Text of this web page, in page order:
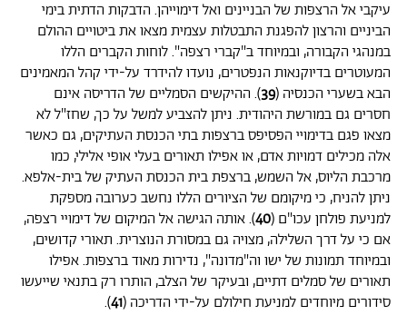
עיקבי אל הרצפות של הבניינים ואל דימוייהן. הדבקות הדתית בימי
הביניים והרצון להפגנת התבטלות עצמית מצאו את ביטויים ההולם
במנהגי הקבורה, ובמיוחד ב"קברי רצפה". לוחות הקברים הללו
המעוטרים בדיוקנאות הנפטרים, נועדו להידרד על-ידי קהל המאמינים
הבא בשערי הכנסיה (39). ההיקשים הסמליים של הדריסה אינם
חסרים גם במורשת היהודית. ניתן להצביע למשל על כך, שחז"ל לא
מצאו פגם בדימויי הפסיפס ברצפות בתי הכנסת העתיקים, גם כאשר
אלה מכילים דמויות אדם, או אפילו תאורים בעלי אופי אלילי, כמו
מרכבת הליוס, אל השמש, ברצפת בית הכנסת העתיק של בית-אלפא.
ניתן להניח, כי מיקומם של הציורים הללו נחשב כערובה מספקת
למניעת פולחן עכו"ם (40). אותה הגישה אל המיקום של דימויי רצפה,
אם כי על דרך השלילה, מצויה גם במסורת הנוצרית. תאורי קדושים,
ובמיוחד תמונות של ישו וה"מדונה", נדירות מאוד ברצפות. אפילו
תאורים של סמלים דתיים, ובעיקר של הצלב, הותרו רק בתנאי שייעשו
סידורים מיוחדים למניעת חילולם על-ידי הדריכה (41
).